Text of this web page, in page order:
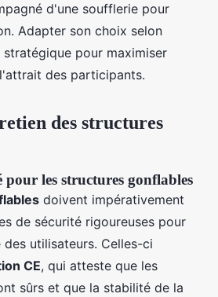
d'une soufflerie pour
Adapter son choix selon
pour maximiser
des participants.
des structures
pour les structures gonflables
doivent impérativement
de sécurité rigoureuses pour
utilisateurs. Celles-ci
CE, qui atteste que les
sûrs et que la stabilité de la